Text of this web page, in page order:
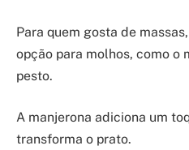
Para quem gosta de
opção para molhos, como o
pesto.
A manjerona adiciona um
transforma o prato.